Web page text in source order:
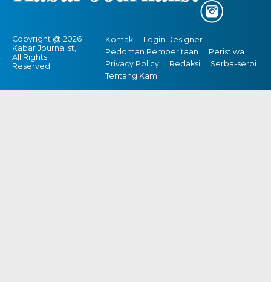
Copyright @ 2026
Kabar Journalist,
All Rights
Reserved
Kontak
Login Designer
Pedoman Pemberitaan
Peristiwa
Privacy Policy
Redaksi
Serba-serbi
Tentang Kami